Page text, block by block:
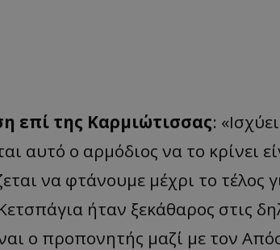
επί της Καρμιώτισσας:
αυτό ο αρμόδιος να το κρίνει
να φτάνουμε μέχρι το τέλος
ήταν ξεκάθαρος στις
ο προπονητής μαζί με τον